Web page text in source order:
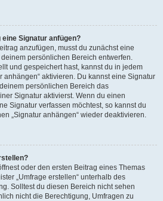
Signatur anfügen?
anzufügen, musst du zunächst eine
persönlichen Bereich entwerfen.
und gespeichert hast, kannst du in jedem
anhängen“ aktivieren. Du kannst eine Signatur
persönlichen Bereich das
Signatur aktivierst. Wenn du einen
Signatur verfassen möchtest, so kannst du
„Signatur anhängen“ wieder deaktivieren.
oder den ersten Beitrag eines Themas
„Umfrage erstellen“ unterhalb des
Solltest du diesen Bereich nicht sehen
nicht die Berechtigung, Umfragen zu